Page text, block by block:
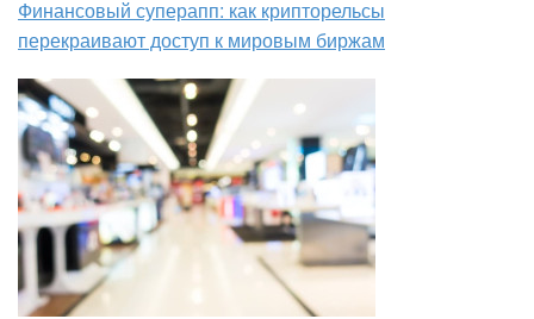
Финансовый суперапп: как крипторельсы
перекраивают доступ к мировым биржам